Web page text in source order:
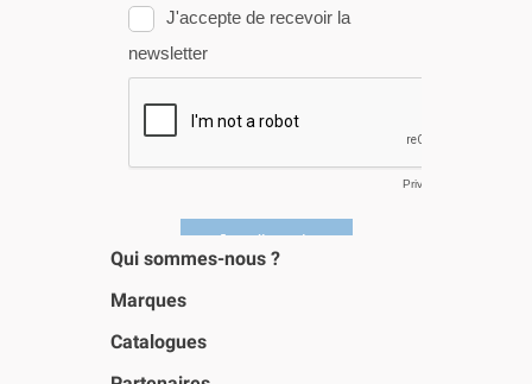
Qui sommes-nous ?
Marques
Catalogues